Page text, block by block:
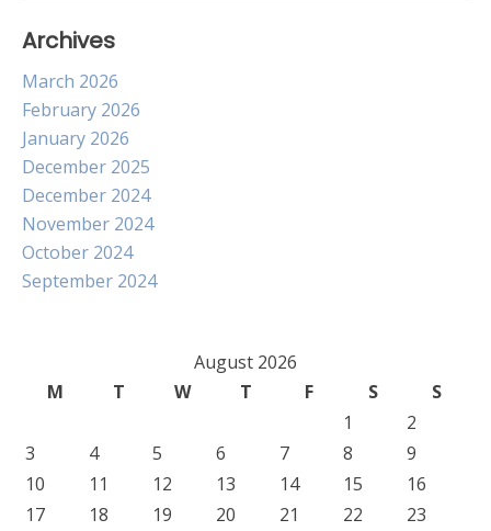
Archives
March 2026
February 2026
January 2026
December 2025
December 2024
November 2024
October 2024
September 2024
August 2026
M
T W T F S
S
1
2
3
4 5 6 7 8
9
10
11 12 13 14 15
16
17
18 19 20 21 22 23